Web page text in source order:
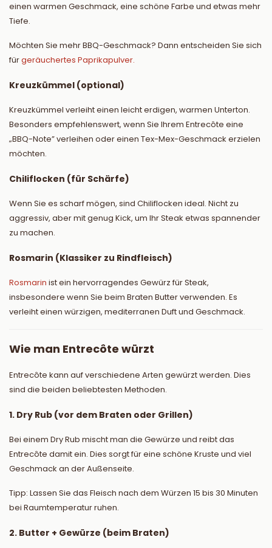
einen warmen Geschmack, eine schöne Farbe und etwas mehr
Tiefe.
Möchten Sie mehr BBQ-Geschmack? Dann entscheiden Sie sich
fürgeräuchertes Paprikapulver.
Kreuzkümmel (optional)
Kreuzkümmel verleiht einen leicht erdigen, warmen Unterton.
Besonders empfehlenswert, wenn Sie Ihrem Entrecôte eine
„BBQ-Note” verleihen oder einen Tex-Mex-Geschmack erzielen
möchten.
Chiliflocken (für Schärfe)
Wenn Sie es scharf mögen, sind Chiliflocken ideal. Nicht zu
aggressiv, aber mit genug Kick, um Ihr Steak etwas spannender
zu machen.
Rosmarin (Klassiker zu Rindfleisch)
Rosmarin ist ein hervorragendes Gewürz für Steak,
insbesondere wenn Sie beim Braten Butter verwenden. Es
verleiht einen würzigen, mediterranen Duft und Geschmack.
Wie man Entrecôte würzt
Entrecôte kann auf verschiedene Arten gewürzt werden. Dies
sind die beiden beliebtesten Methoden.
1. Dry Rub (vor dem Braten oder Grillen)
Bei einem Dry Rub mischt man die Gewürze und reibt das
Entrecôte damit ein. Dies sorgt für eine schöne Kruste und viel
Geschmack an der Außenseite.
Tipp: Lassen Sie das Fleisch nach dem Würzen 15 bis 30 Minuten
bei Raumtemperatur ruhen.
2. Butter + Gewürze (beim Braten)